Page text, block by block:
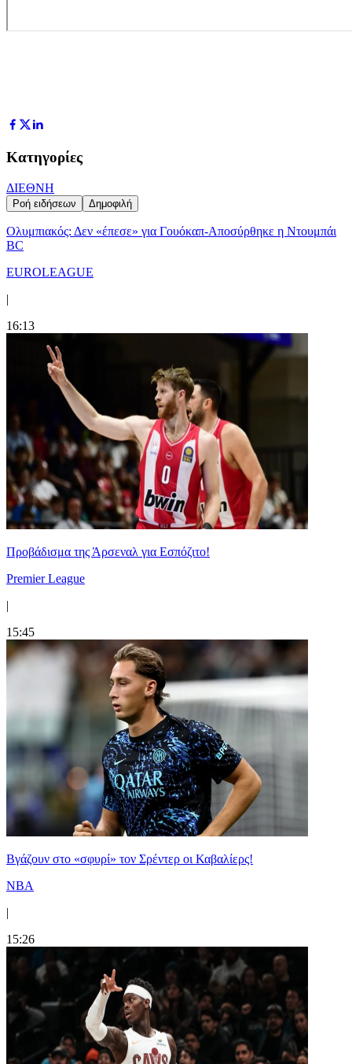
Κατηγορίες
ΔΙΕΘΝΗ
Ροή ειδήσεων Δημοφιλή
Ολυμπιακός: Δεν «έπεσε» για Γουόκαπ-Αποσύρθηκε η Ντουμπάι
BC
EUROLEAGUE
|
16:13
Προβάδισμα της Άρσεναλ για Εσπόζιτο!
Premier League
|
15:45
Bγάζουν στο «σφυρί» τον Σρέντερ οι Καβαλίερς!
NBA
|
15:26